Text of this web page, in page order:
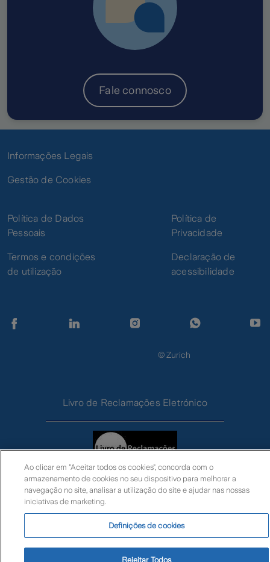
Fale connosco
Informações Legais
Gestão de Cookies
Política de Dados
Pessoais
Termos e condições
de utilização
Política de
Privacidade
Declaração de
acessibilidade
© Zurich
Livro de Reclamações Eletrónico
Ao clicar em "Aceitar todos os cookies", concorda com o
armazenamento de cookies no seu dispositivo para melhorar a
navegação no site, analisar a utilização do site e ajudar nas nossas
iniciativas de marketing.
Definições de cookies
Rejeitar Todos